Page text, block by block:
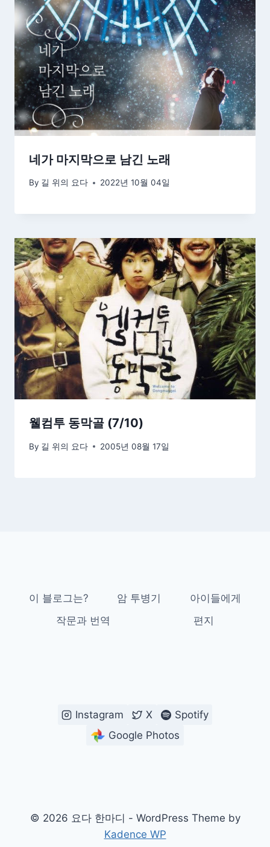
네가 마지막으로 남긴 노래
By 길 위의 요다 2022년 10월 04일
웰컴투 동막골 (7/10)
By 길 위의 요다 2005년 08월 17일
이 블로그는? 암 투병기
아이들에게
작문과 번역
편지
Instagram X
Spotify
Google Photos
© 2026 요다 한마디 - WordPress Theme by
Kadence WP